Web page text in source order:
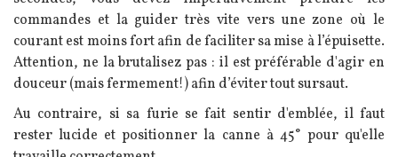
commandes et la guider très vite vers une zone où le
courant est moins fort afin de faciliter sa mise à l’épuisette.
Attention, ne la brutalisez pas : il est préférable d'agir en
douceur (mais fermement!) afin d’éviter tout sursaut.
Au contraire, si sa furie se fait sentir d'emblée, il faut
rester lucide et positionner la canne à 45° pour qu'elle